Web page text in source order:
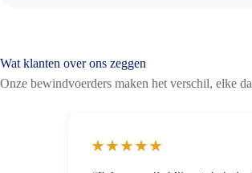
Wat klanten over ons zeggen
Onze bewindvoerders maken het verschil, elke
★★★★★